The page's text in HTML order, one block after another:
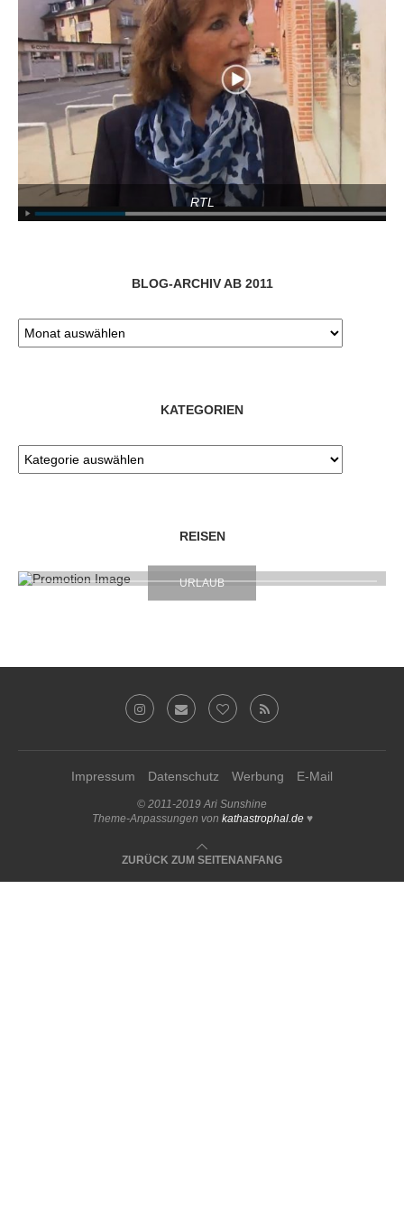
RTL
BLOG-ARCHIV AB 2011
KATEGORIEN
REISEN
URLAUB
Impressum Datenschutz Werbung E-Mail
© 2011-2019 Ari Sunshine
Theme-Anpassungen von kathastrophal.de♥
ZURÜCK ZUM SEITENANFANG